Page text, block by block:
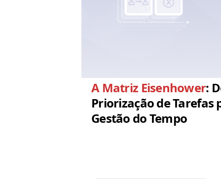
A Matriz Eisenhower:
Priorização de Tarefas
Gestão do Tempo